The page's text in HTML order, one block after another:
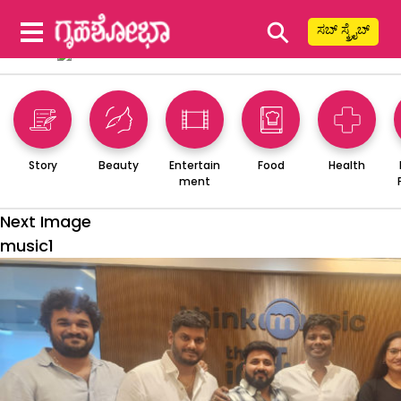
⚲ ಸಬ್ ಸ್ಕ್ರೈಬ್
Story Beauty
Entertain
ment
Food Health
Next Image
music1